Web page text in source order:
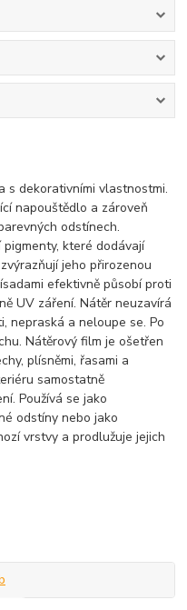
s dekorativními vlastnostmi.
napouštědlo a zároveň
odstínech.
které dodávají
jeho přirozenou
efektivně působí proti
UV záření. Nátěr neuzavírá
nepraská a neloupe se. Po
Nátěrový film je ošetřen
plísněmi, řasami a
samostatně
Používá se jako
odstíny nebo jako
vrstvy a prodlužuje jejich